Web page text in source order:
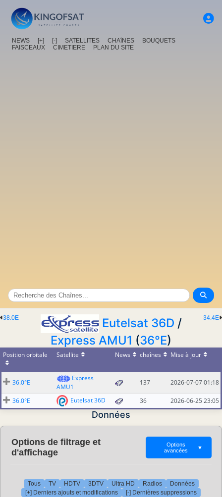
NEWS [+] [-] SATELLITES CHAîNES
BOUQUETS
FAISCEAUX
CIMETIERE PLAN DU SITE
34.4E
38.0E Eutelsat 36D /
Express AMU1 (36°E)
Position orbitale Satellite News chaînes Mise à jour
36.0°E
Express
AMU1
137 2026-07-07 01:18
36.0°E Eutelsat 36D 36 2026-06-25 23:05
Données
Options de filtrage et
d'affichage
Options
avancées
▼
Tous TV HDTV 3DTV Ultra HD Radios
Données
[+] Derniers ajouts et modifications
[-] Dernières suppressions